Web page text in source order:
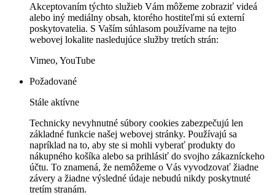
Akceptovaním týchto služieb Vám môžeme zobraziť videá
alebo iný mediálny obsah, ktorého hostiteľmi sú externí
poskytovatelia. S Vaším súhlasom používame na tejto
webovej lokalite nasledujúce služby tretích strán:
Vimeo, YouTube
Požadované
Stále aktívne
Technicky nevyhnutné súbory cookies zabezpečujú len
základné funkcie našej webovej stránky. Používajú sa
napríklad na to, aby ste si mohli vyberať produkty do
nákupného košíka alebo sa prihlásiť do svojho zákazníckeho
účtu. To znamená, že nemôžeme o Vás vyvodzovať žiadne
závery a žiadne výsledné údaje nebudú nikdy poskytnuté
tretím stranám.